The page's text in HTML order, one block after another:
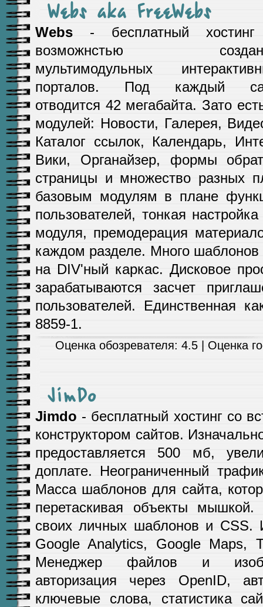
Webs aka FreeWebs
Webs - бесплатный
возможнстью
мультимодульных
порталов. Под каждый
отводится 42 мегабайта. Зато
модулей: Новости, Галерея,
Каталог ссылок, Календарь,
Вики, Органайзер, формы
страницы и множество разных
базовым модулям в плане
пользователей, тонкая
модуля, премодерация
каждом разделе. Много шаблонов
на DIV'ный каркас. Дисковое
зарабатываются засчет
пользователей. Единственная
8859-1.
Оценка обозревателя: 4.5 | Оценка
JimDo
Jimdo - бесплатный хостинг со
конструктором сайтов.
предоставляется 500 мб,
доплате. Неограниченный
Масса шаблонов для сайта,
перетаскивая объекты мышкой.
своих личных шаблонов и CSS.
Google Analytics, Google Maps,
Менеджер файлов и
авторизация через OpenID,
ключевые слова, статистика